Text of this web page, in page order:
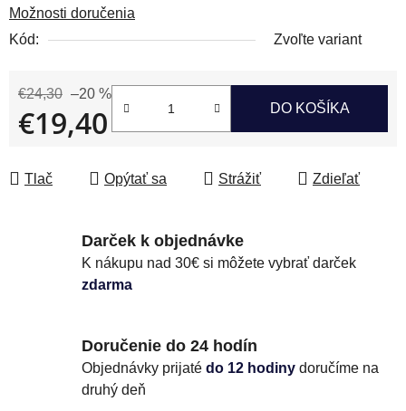
Možnosti doručenia
Kód:
Zvoľte variant
€24,30 –20 %
€19,40 DO KOŠÍKA
Tlač Opýtať sa Strážiť Zdieľať
Darček k objednávke
K nákupu nad 30€ si môžete vybrať darček
zdarma
Doručenie do 24 hodín
Objednávky prijaté do 12 hodiny doručíme na
druhý deň